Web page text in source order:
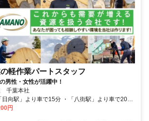
軽作業パートスタッフ
男性・女性が活躍中！
千葉本社
日向駅」より車で15分 ・「八街駅」より車で20
車で20分
円